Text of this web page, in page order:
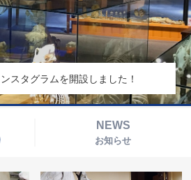
スタグラムを開設しました！
NEWS
お知らせ